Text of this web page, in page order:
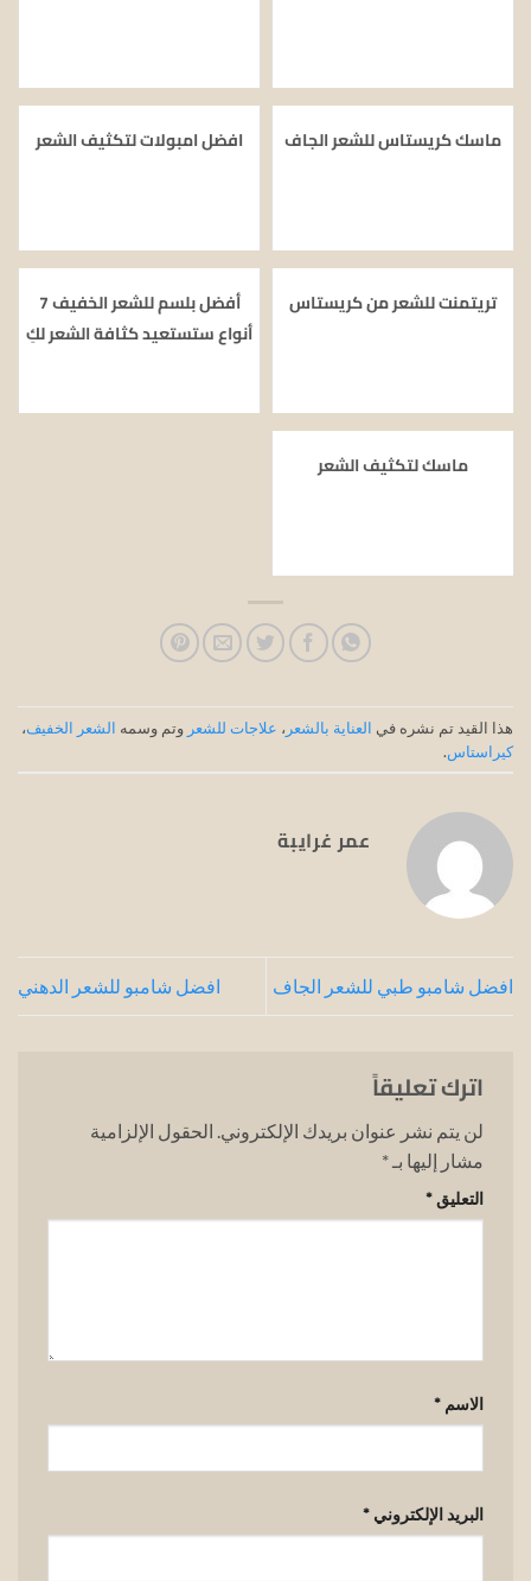
ماسك كريستاس للشعر الجاف افضل امبولات لتكثيف الشعر
تريتمنت للشعر من كريستاس
أفضل بلسم للشعر الخفيف 7
أنواع ستستعيد كثافة الشعر لكِ
ماسك لتكثيف الشعر
هذا القيد تم نشره في العناية بالشعر ، علاجات للشعر وتم وسمه الشعر الخفيف،
كيراستاس.
عمر غرايبة
افضل شامبو طبي للشعر الجاف افضل شامبو للشعر الدهني
اترك تعليقاً
لن يتم نشر عنوان بريدك الإلكتروني. الحقول الإلزامية
مشار إليها بـ*
التعليق *
الاسم *
البريد الإلكتروني *